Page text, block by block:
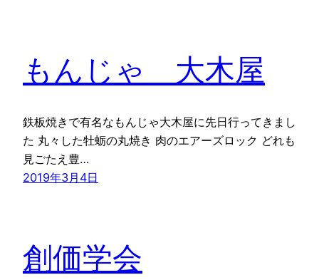
もんじゃ 大木屋
鉄板焼きで有名なもんじゃ大木屋に先日行ってきまし
た 丸々した牡蛎の丸焼き 肉のエアーズロック どれも
見ごたえ豊…
2019年3月4日
創価学会